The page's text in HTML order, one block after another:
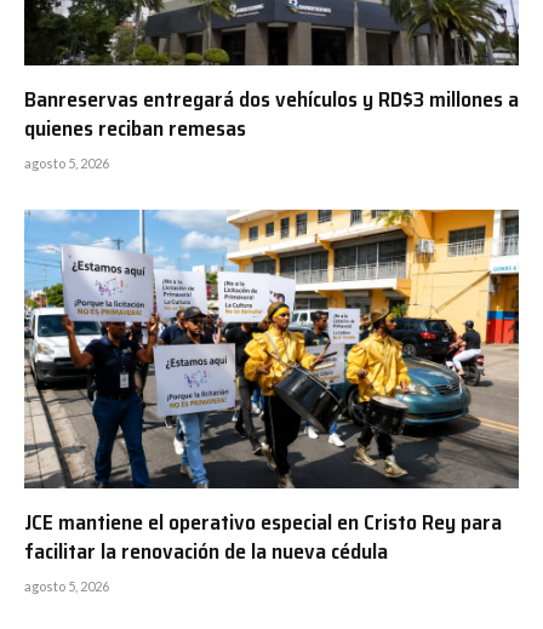
Banreservas entregará dos vehículos y RD$3 millones a
quienes reciban remesas
agosto 5, 2026
JCE mantiene el operativo especial en Cristo Rey para
facilitar la renovación de la nueva cédula
agosto 5, 2026